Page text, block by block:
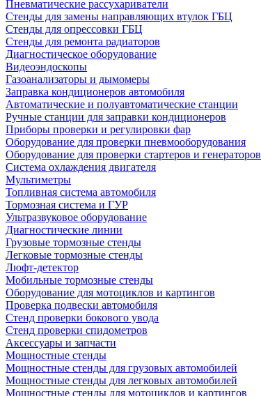
Пневматические рассухариватели
Стенды для замены направляющих втулок ГБЦ
Стенды для опрессовки ГБЦ
Стенды для ремонта радиаторов
Диагностическое оборудование
Видеоэндоскопы
Газоанализаторы и дымомеры
Заправка кондиционеров автомобиля
Автоматические и полуавтоматические станции
Ручные станции для заправки кондиционеров
Приборы проверки и регулировки фар
Оборудование для проверки пневмооборудования
Оборудование для проверки стартеров и генераторов
Система охлаждения двигателя
Мультиметры
Топливная система автомобиля
Тормозная система и ГУР
Ультразвуковое оборудование
Диагностические линии
Грузовые тормозные стенды
Легковые тормозные стенды
Люфт-детектор
Мобильные тормозные стенды
Оборудование для мотоциклов и картингов
Проверка подвески автомобиля
Стенд проверки бокового увода
Стенд проверки спидометров
Аксессуары и запчасти
Мощностные стенды
Мощностные стенды для грузовых автомобилей
Мощностные стенды для легковых автомобилей
Мощностные стенды для мотоциклов и картингов